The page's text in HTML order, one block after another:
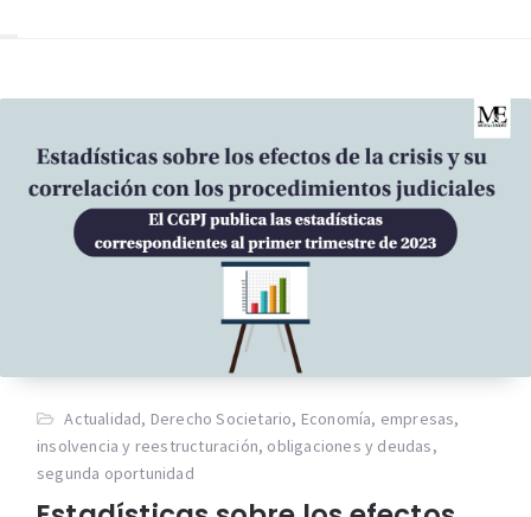
Actualidad, Derecho Societario, Economía, empresas,
insolvencia y reestructuración, obligaciones y deudas,
segunda oportunidad